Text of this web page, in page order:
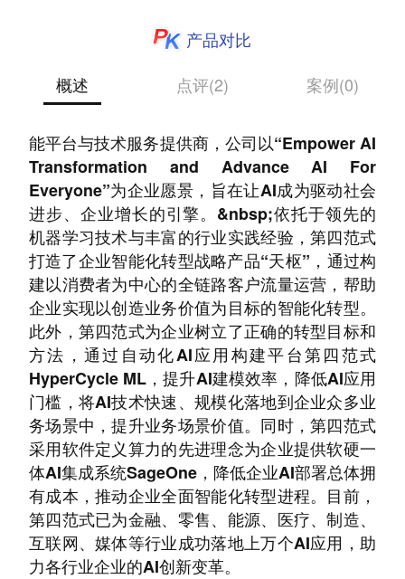
产品对比
概述
点评(2) 案例(0)
能平台与技术服务提供商，公司以“Empower AI
Transformation and Advance AI For
Everyone”为企业愿景，旨在让AI成为驱动社会
进步、企业增长的引擎。&nbsp;依托于领先的
机器学习技术与丰富的行业实践经验，第四范式
打造了企业智能化转型战略产品“天枢”，通过构
建以消费者为中心的全链路客户流量运营，帮助
企业实现以创造业务价值为目标的智能化转型。
此外，第四范式为企业树立了正确的转型目标和
方法，通过自动化AI应用构建平台第四范式
HyperCycle ML，提升AI建模效率，降低AI应用
门槛，将AI技术快速、规模化落地到企业众多业
务场景中，提升业务场景价值。同时，第四范式
采用软件定义算力的先进理念为企业提供软硬一
体AI集成系统SageOne，降低企业AI部署总体拥
有成本，推动企业全面智能化转型进程。目前，
第四范式已为金融、零售、能源、医疗、制造、
互联网、媒体等行业成功落地上万个AI应用，助
力各行业企业的AI创新变革。